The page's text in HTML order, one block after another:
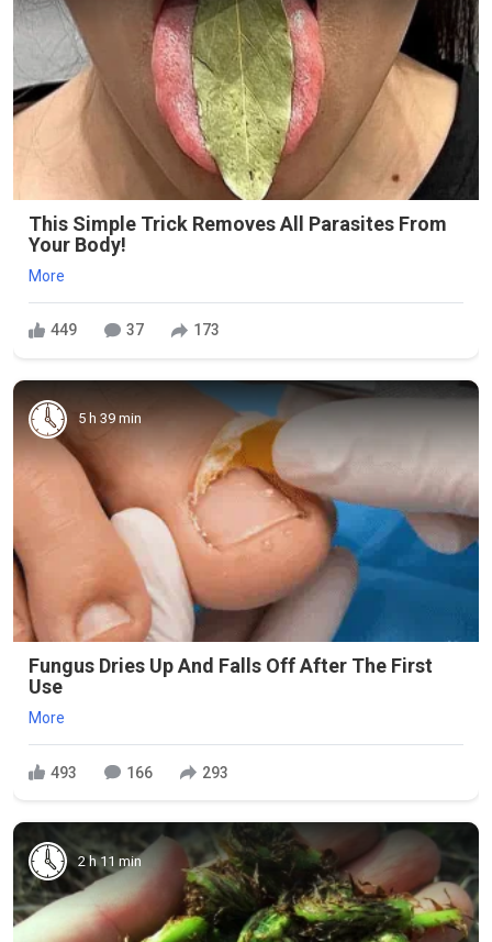
This Simple Trick Removes All Parasites From
Your Body!
More
449 37 173
5 h 39 min
Fungus Dries Up And Falls Off After The First
Use
More
493 166 293
2 h 11 min